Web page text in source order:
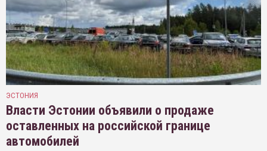
ЭСТОНИЯ
Власти Эстонии объявили о продаже
оставленных на российской границе
автомобилей